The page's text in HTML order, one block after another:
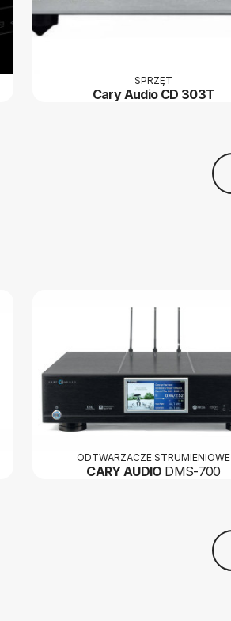
SPRZĘT
Cary Audio CD 303T
ODTWARZACZE STRUMIENIOWE
CARY AUDIO DMS-700